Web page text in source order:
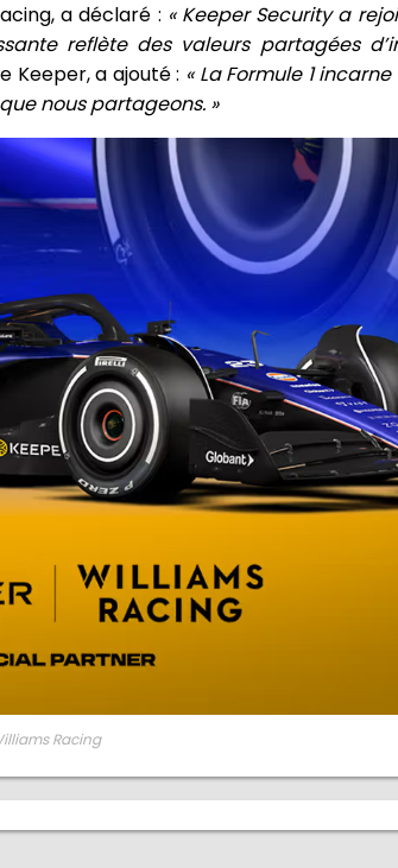
a déclaré : « Keeper Security a
reflète des valeurs partagées
Keeper, a ajouté : « La Formule 1
nous partageons. »
Racing